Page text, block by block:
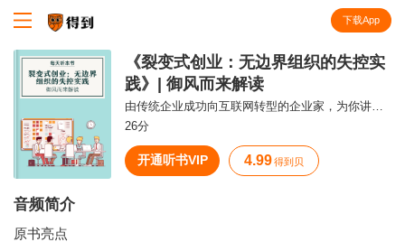
下载App
《裂变式创业：无边界组织的失控实
践》| 御风而来解读
由传统企业成功向互联网转型的企业家，为你讲述实现企业持续发展的秘诀。
26分
开通听书VIP 4.99 得到贝
音频简介
原书亮点